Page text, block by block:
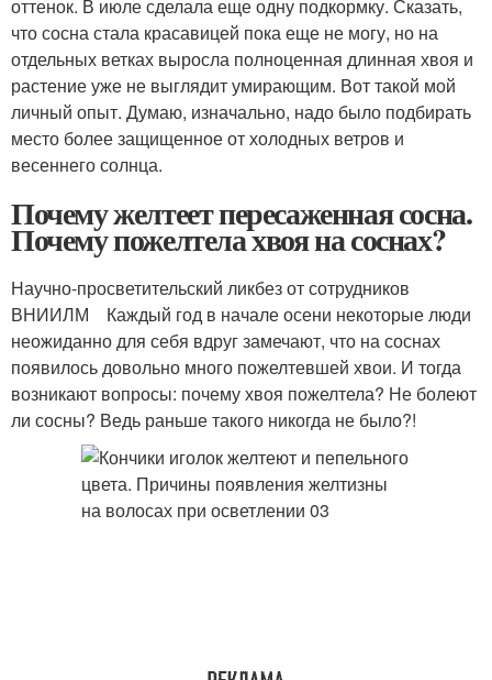
оттенок. В июле сделала еще одну подкормку. Сказать,
что сосна стала красавицей пока еще не могу, но на
отдельных ветках выросла полноценная длинная хвоя и
растение уже не выглядит умирающим. Вот такой мой
личный опыт. Думаю, изначально, надо было подбирать
место более защищенное от холодных ветров и
весеннего солнца.
Почему желтеет пересаженная сосна.
Почему пожелтела хвоя на соснах?
Научно-просветительский ликбез от сотрудников
ВНИИЛМ Каждый год в начале осени некоторые люди
неожиданно для себя вдруг замечают, что на соснах
появилось довольно много пожелтевшей хвои. И тогда
возникают вопросы: почему хвоя пожелтела? Не болеют
ли сосны? Ведь раньше такого никогда не было?!